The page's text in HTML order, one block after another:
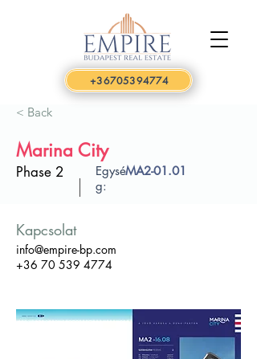
+36705394774
< Back
Marina City
Phase 2
Egysé
g:
MA2-01.01
Kapcsolat
info@empire-bp.com
+36 70 539 4774